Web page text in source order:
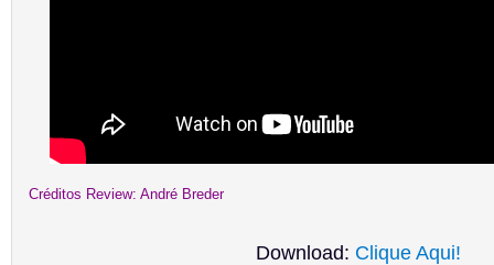
Créditos Review: André Breder
Download: Clique Aqui!